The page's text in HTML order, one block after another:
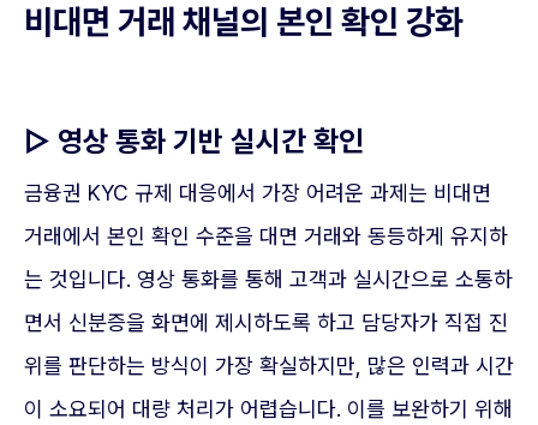
비대면 거래 채널의 본인 확인 강화
▷ 영상 통화 기반 실시간 확인
금융권 KYC 규제 대응에서 가장 어려운 과제는 비대면
거래에서 본인 확인 수준을 대면 거래와 동등하게 유지하
는 것입니다. 영상 통화를 통해 고객과 실시간으로 소통하
면서 신분증을 화면에 제시하도록 하고 담당자가 직접 진
위를 판단하는 방식이 가장 확실하지만, 많은 인력과 시간
이 소요되어 대량 처리가 어렵습니다. 이를 보완하기 위해